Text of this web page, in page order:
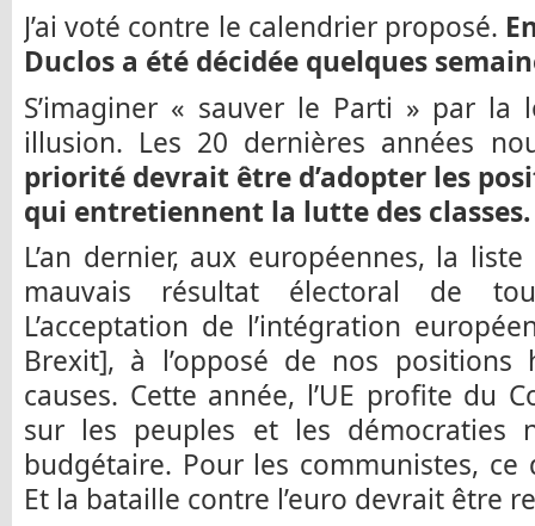
J’ai voté contre le calendrier proposé.
Duclos a été décidée quelques
S’imaginer « sauver le Parti » par la
illusion. Les 20 dernières années
priorité devrait être d’adopter les
qui entretiennent la lutte des classes.
L’an dernier, aux européennes, la
mauvais résultat électoral de
L’acceptation de l’intégration
Brexit], à l’opposé de nos
causes. Cette année, l’UE profite du
sur les peuples et les démocraties
budgétaire. Pour les communistes,
Et la bataille contre l’euro devrait être